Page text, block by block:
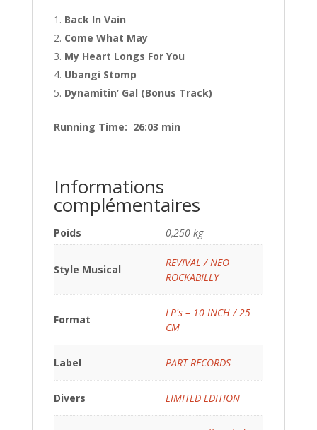
Back In Vain
Come What May
My Heart Longs For You
Ubangi Stomp
Dynamitin’ Gal (Bonus Track)
Running Time: 26:03 min
Informations
complémentaires
Poids 0,250 kg
Style Musical
REVIVAL / NEO
ROCKABILLY
Format
LP's – 10 INCH / 25
CM
Label PART RECORDS
Divers LIMITED EDITION